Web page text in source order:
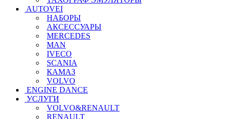
AUTOVEI
НАБОРЫ
АКСЕССУАРЫ
MERCEDES
MAN
IVECO
SCANIA
КАМАЗ
VOLVO
ENGINE DANCE
УСЛУГИ
VOLVO&RENAULT
RENAULT